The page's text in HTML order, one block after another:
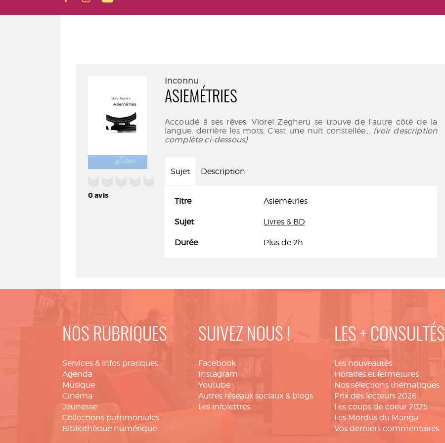
0avis
Inconnu
ASIEMÉTRIES
Accoudé à ses rêves, Viorel Zegheru se trouve de l'autre côté de la
langue, derrière les mots. C'est une nuit constellée... (voir description
complète ci-dessous)
Sujet Description
Titre Asiemétries
Sujet Livres & BD
Durée Plus de 2h.
NOS RUBRIQUES
Services & infos pratiques
Agenda
Musique
Cinéma
Jeunesse
Collections patrimoniales
Bibliothèque numérique
SUIVEZ NOUS !
Facebook
Instagram
Youtube
Autres réseaux sociaux & blogs
Les infolettres
LES + CONSULTÉS
Les nouveautés
Horaires et fermetures
Nos sélections thématiques
Prix des lecteurs 2026
Les coups de coeur 2025
Les Mordus du Manga
Vos derniers commentaires